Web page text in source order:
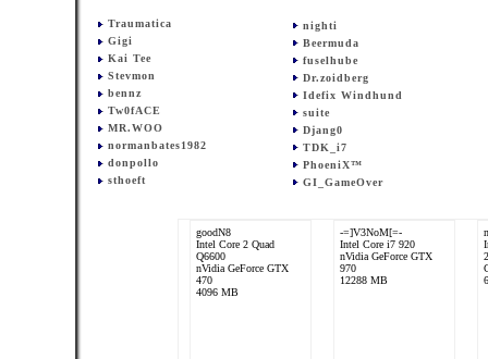
Traumatica
Gigi
Kai Tee
Stevmon
bennz
Tw0fACE
MR.WOO
normanbates1982
donpollo
sthoeft
nighti
Beermuda
fuselhube
Dr.zoidberg
Idefix Windhund
suite
Djang0
TDK_i7
PhoeniX™
GI_GameOver
goodN8
Intel Core 2 Quad
Q6600
nVidia GeForce GTX
470
4096 MB
-=]V3NoM[=-
Intel Core i7 920
nVidia GeForce GTX
970
12288 MB